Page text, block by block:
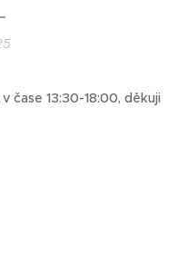
čase 13:30-18:00, děkuji